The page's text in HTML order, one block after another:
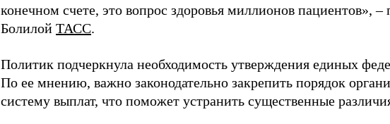
конечном счете, это вопрос здоровья миллионов пациентов», –
Болилой ТАСС.
Политик подчеркнула необходимость утверждения единых
По ее мнению, важно законодательно закрепить порядок
систему выплат, что поможет устранить существенные